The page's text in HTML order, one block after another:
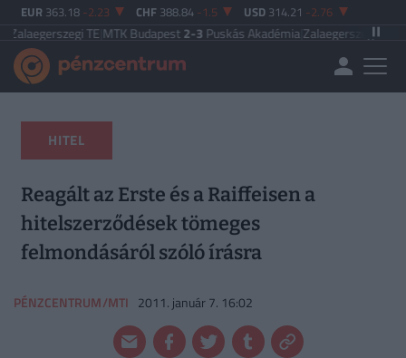
EUR 363.18 -2.23 CHF 388.84 -1.5 USD 314.21 -2.76
TE|MTK Budapest2-3Puskás Akadémia Zalaegerszegi TE5-2 Paksi
HITEL
Reagált az Erste és a Raiffeisen a
hitelszerződések tömeges
felmondásáról szóló írásra
PÉNZCENTRUM/MTI 2011. január 7. 16:02